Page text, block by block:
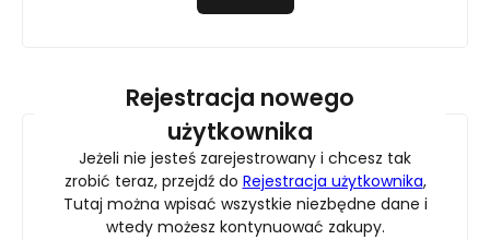
Rejestracja nowego
użytkownika
Jeżeli nie jesteś zarejestrowany i chcesz tak
zrobić teraz, przejdź do Rejestracja użytkownika,
Tutaj można wpisać wszystkie niezbędne dane i
wtedy możesz kontynuować zakupy.